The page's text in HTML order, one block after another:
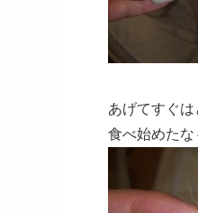
あげてすぐは
食べ始めた